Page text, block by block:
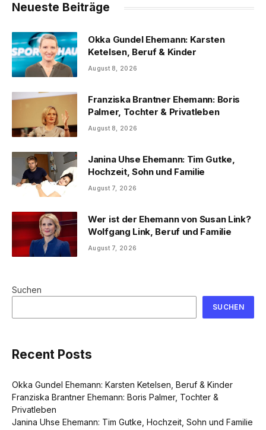
Neueste Beiträge
Okka Gundel Ehemann: Karsten
Ketelsen, Beruf & Kinder
August 8, 2026
Franziska Brantner Ehemann: Boris
Palmer, Tochter & Privatleben
August 8, 2026
Janina Uhse Ehemann: Tim Gutke,
Hochzeit, Sohn und Familie
August 7, 2026
Wer ist der Ehemann von Susan Link?
Wolfgang Link, Beruf und Familie
August 7, 2026
Suchen
SUCHEN
Recent Posts
Okka Gundel Ehemann: Karsten Ketelsen, Beruf & Kinder
Franziska Brantner Ehemann: Boris Palmer, Tochter &
Privatleben
Janina Uhse Ehemann: Tim Gutke, Hochzeit, Sohn und Familie